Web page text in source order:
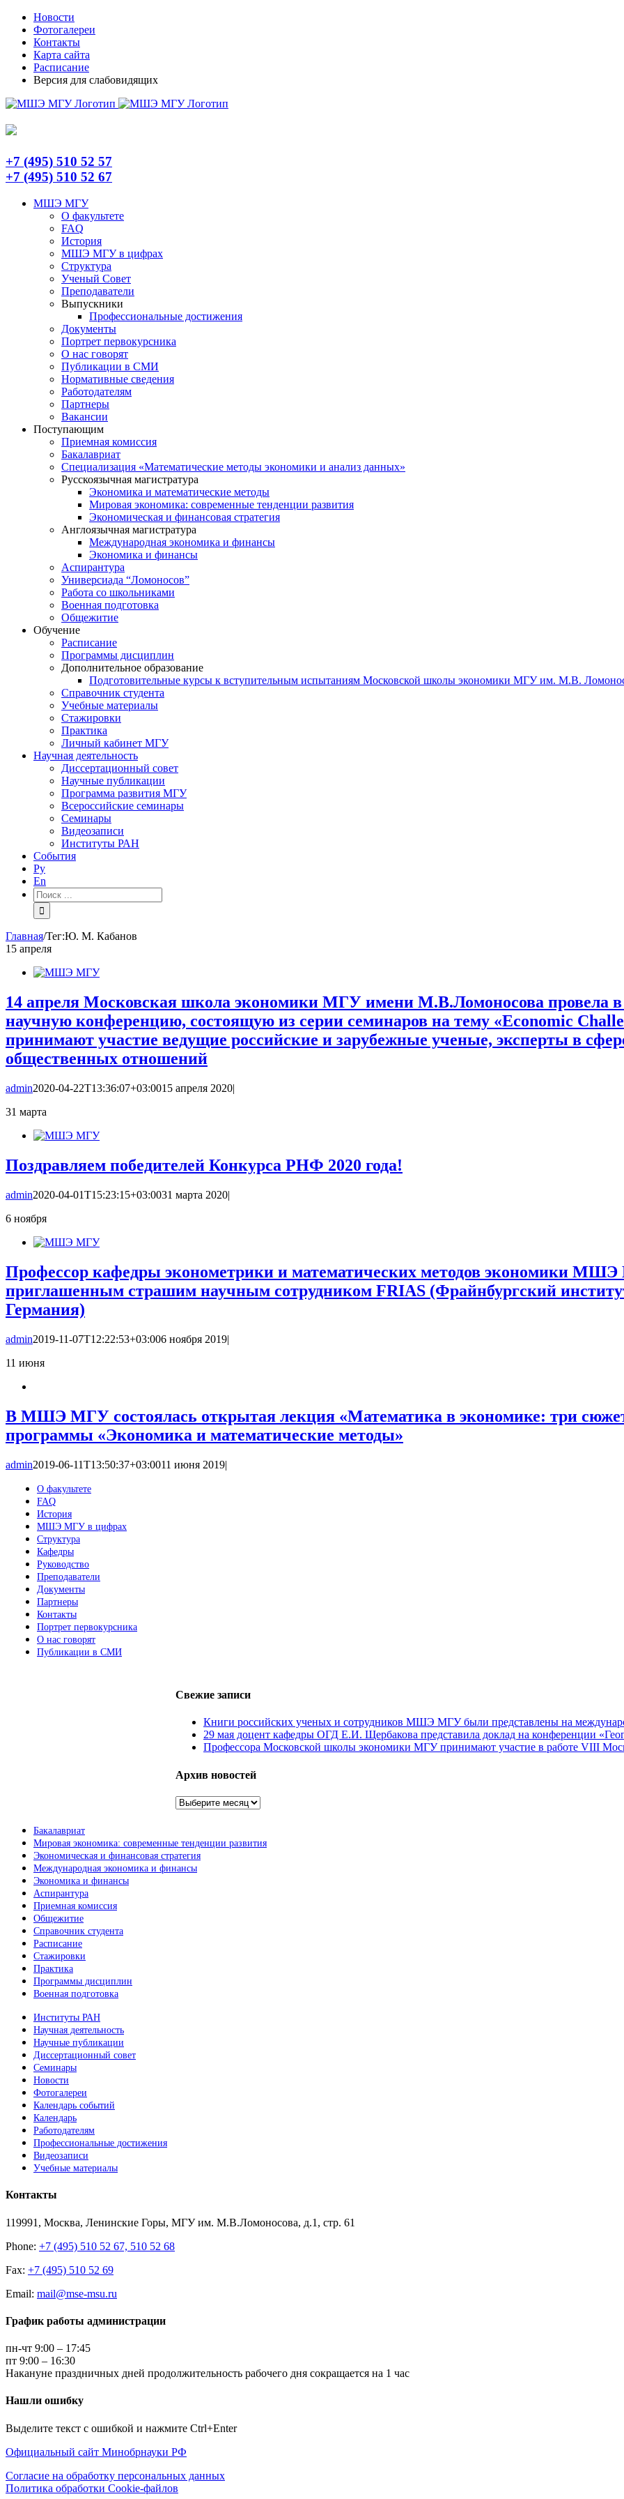
Skip
content
TelegramНовости
Фотогалереи
Контакты
Карта сайта
Расписание
Версия для слабовидящих
+7 (495) 510 52 57
+7 (495) 510 52 67
МШЭ МГУ
О факультете
FAQ
История
МШЭ МГУ в цифрах
Структура
Ученый Совет
Преподаватели
Выпускники
Профессиональные достижения
Документы
Портрет первокурсника
О нас говорят
Публикации в СМИ
Нормативные сведения
Работодателям
Партнеры
Вакансии
Поступающим
Приемная комиссия
Бакалавриат
Специализация «Математические методы экономики и анализ данных»
Русскоязычная магистратура
Экономика и математические методы
Мировая экономика: современные тенденции развития
Экономическая и финансовая стратегия
Англоязычная магистратура
Международная экономика и финансы
Экономика и финансы
Аспирантура
Универсиада “Ломоносов”
Работа со школьниками
Военная подготовка
Общежитие
Обучение
Расписание
Программы дисциплин
Дополнительное образование
Подготовительные курсы к вступительным испытаниям Московской школы экономики МГУ им. М.В.
Справочник студента
Учебные материалы
Стажировки
Практика
Личный кабинет МГУ
Научная деятельность
Диссертационный совет
Научные публикации
Программа развития МГУ
Всероссийские семинары
Семинары
Видеозаписи
Институты РАН
События
Ру
En
Результат
поиска:
Главная/Тег:Ю. М. Кабанов
15 апреля
14 апреля Московская школа экономики МГУ имени М.В.Ломоносова провела
научную конференцию, состоящую из серии семинаров на тему «Economic
принимают участие ведущие российские и зарубежные ученые, эксперты в
общественных отношений
admin2020-04-22T13:36:07+03:0015 апреля 2020|
31 марта
Поздравляем победителей Конкурса РНФ 2020 года!
admin2020-04-01T15:23:15+03:0031 марта 2020|
6 ноября
Профессор кафедры эконометрики и математических методов экономики
приглашенным страшим научным сотрудником FRIAS (Фрайнбургский
Германия)
admin2019-11-07T12:22:53+03:006 ноября 2019|
11 июня
В МШЭ МГУ состоялась открытая лекция «Математика в экономике: три
программы «Экономика и математические методы»
admin2019-06-11T13:50:37+03:0011 июня 2019|
Свежие записи
Книги российских ученых и сотрудников МШЭ МГУ были представлены на
29 мая доцент кафедры ОГД Е.И. Щербакова представила доклад на конференции
Профессора Московской школы экономики МГУ принимают участие в работе VIII
Архив новостей
Архив
О факультете
FAQ
История
МШЭ МГУ в цифрах
Структура
Кафедры
Руководство
Преподаватели
Документы
Партнеры
Контакты
Портрет первокурсника
О нас говорят
Публикации в СМИ
Бакалавриат
Мировая экономика: современные тенденции развития
Экономическая и финансовая стратегия
Международная экономика и финансы
Экономика и финансы
Аспирантура
Приемная комиссия
Общежитие
Справочник студента
Расписание
Стажировки
Практика
Программы дисциплин
Военная подготовка
Институты РАН
Научная деятельность
Научные публикации
Диссертационный совет
Семинары
Новости
Фотогалереи
Календарь событий
Календарь
Работодателям
Профессиональные достижения
Видеозаписи
Учебные материалы
Контакты
119991, Москва, Ленинские Горы, МГУ им. М.В.Ломоносова, д.1, стр. 61
Phone: +7 (495) 510 52 67, 510 52 68
Fax: +7 (495) 510 52 69
Email: mail@mse-msu.ru
График работы администрации
пн-чт 9:00 – 17:45
пт 9:00 – 16:30
Накануне праздничных дней продолжительность рабочего дня сокращается на 1 час
Нашли ошибку
Выделите текст с ошибкой и нажмите Ctrl+Enter
Официальный сайт Минобрнауки РФ
Согласие на обработку персональных данных
Политика обработки Cookie-файлов